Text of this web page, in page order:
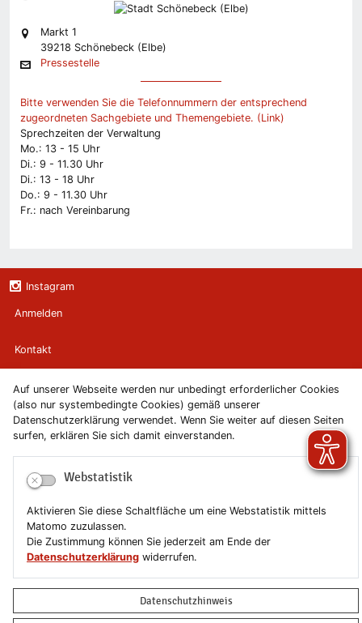
Auf unserer Webseite werden nur unbedingt erforderlicher Cookies
(also nur systembedingte Cookies) gemäß unserer
Datenschutzerklärung verwendet. Wenn Sie weiter auf diesen Seiten
surfen, erklären Sie sich damit einverstanden.
Webstatistik
Aktivieren Sie diese Schaltfläche um eine Webstatistik mittels
Matomo zuzulassen.
Die Zustimmung können Sie jederzeit am Ende der
Datenschutzerklärung widerrufen.
Datenschutzhinweis
Markt 1
39218 Schönebeck (Elbe)
Pressestelle
Bitte verwenden Sie die Telefonnummern der entsprechend
zugeordneten Sachgebiete und Themengebiete. (Link)
Sprechzeiten der Verwaltung
Mo.: 13 - 15 Uhr
Di.: 9 - 11.30 Uhr
Di.: 13 - 18 Uhr
Do.: 9 - 11.30 Uhr
Fr.: nach Vereinbarung
Instagram
Anmelden
Kontakt
Newsletter
Newsletterabmeldung
Impressum
Datenschutzerklärung
Erklärung zur Barrierefreiheit
Leichte Sprache